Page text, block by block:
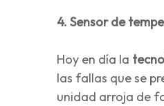
4. Sensor de
Hoy en día la
las fallas que se
unidad arroja de